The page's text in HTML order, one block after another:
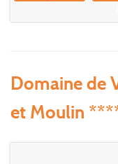
Domaine de
et Moulin